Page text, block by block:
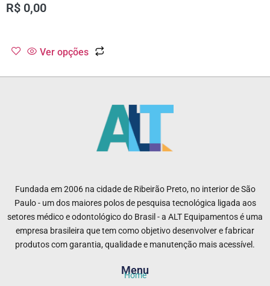
R$ 0,00
Ver opções
Fundada em 2006 na cidade de Ribeirão Preto, no interior de São
Paulo - um dos maiores polos de pesquisa tecnológica ligada aos
setores médico e odontológico do Brasil - a ALT Equipamentos é uma
empresa brasileira que tem como objetivo desenvolver e fabricar
produtos com garantia, qualidade e manutenção mais acessível.
Menu
Home